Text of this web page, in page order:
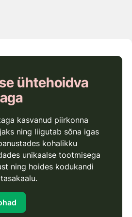
ühtehoidva
kasvanud piirkonna
ning liigutab sõna igas
kohalikku
unikaalse tootmisega
ning hoides kodukandi